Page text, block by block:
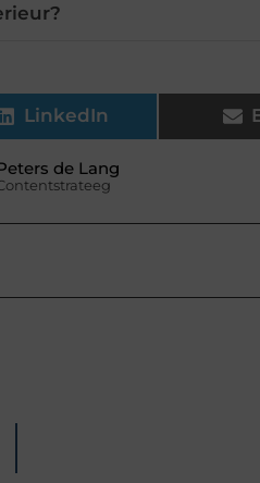
LinkedIn
de Lang